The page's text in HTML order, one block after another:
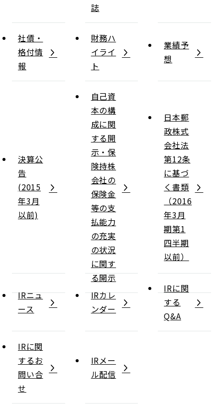
誌
社債・
格付情
報
財務ハ
イライ
ト
業績予
想
決算公
告
(2015
年3月
以前)
自己資
本の構
成に関
する開
示・保
険持株
会社の
保険金
等の支
払能力
の充実
の状況
に関す
る開示
日本郵
政株式
会社法
第12条
に基づ
く書類
（2016
年3月
期第1
四半期
以前）
IRニュ
ース
IRカレ
ンダー
IRに関
する
Q&A
IRに関
するお
問い合
せ
IRメー
ル配信